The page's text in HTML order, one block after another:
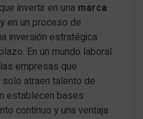
invertir en una marca
y en un proceso de
inversión estratégica
En un mundo laboral
empresas que
atraen talento de
establecen bases
continuo y una ventaja